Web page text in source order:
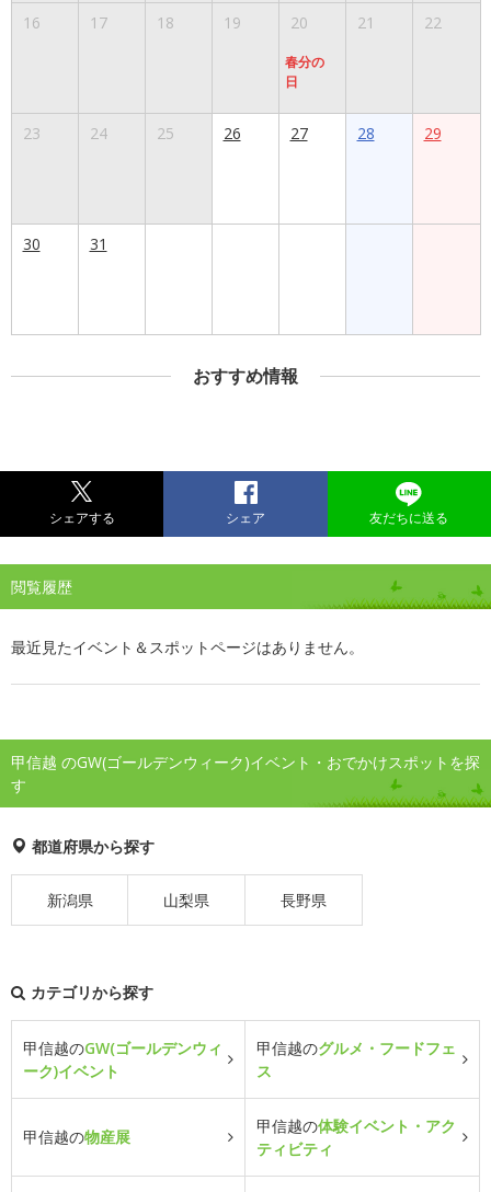
16 17 18 19 20
春分の
日
21 22
23 24 25 26 27 28 29
30 31
おすすめ情報
シェアする シェア 友だちに送る
閲覧履歴
最近見たイベント＆スポットページはありません。
甲信越 のGW(ゴールデンウィーク)イベント・おでかけスポットを探
す
都道府県から探す
新潟県 山梨県 長野県
カテゴリから探す
甲信越のGW(ゴールデンウィ
ーク)イベント
甲信越のグルメ・フードフェ
ス
甲信越の物産展
甲信越の体験イベント・アク
ティビティ